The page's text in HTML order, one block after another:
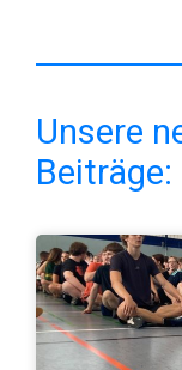
Unsere
Beiträge: